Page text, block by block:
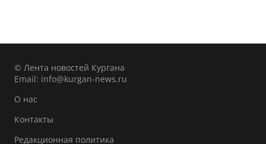
© Лента новостей Кургана
Email: info@kurgan-news.ru
О нас
Контакты
Редакционная политика